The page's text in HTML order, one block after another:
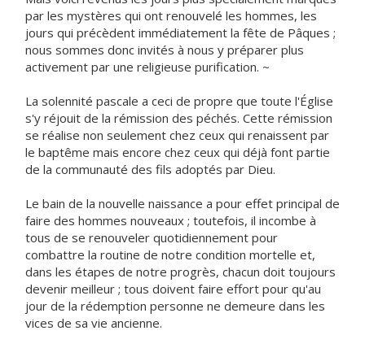
par les mystères qui ont renouvelé les hommes, les
jours qui précèdent immédiatement la fête de Pâques ;
nous sommes donc invités à nous y préparer plus
activement par une religieuse purification. ~
La solennité pascale a ceci de propre que toute l'Église
s'y réjouit de la rémission des péchés. Cette rémission
se réalise non seulement chez ceux qui renaissent par
le baptême mais encore chez ceux qui déjà font partie
de la communauté des fils adoptés par Dieu.
Le bain de la nouvelle naissance a pour effet principal de
faire des hommes nouveaux ; toutefois, il incombe à
tous de se renouveler quotidiennement pour
combattre la routine de notre condition mortelle et,
dans les étapes de notre progrès, chacun doit toujours
devenir meilleur ; tous doivent faire effort pour qu'au
jour de la rédemption personne ne demeure dans les
vices de sa vie ancienne.